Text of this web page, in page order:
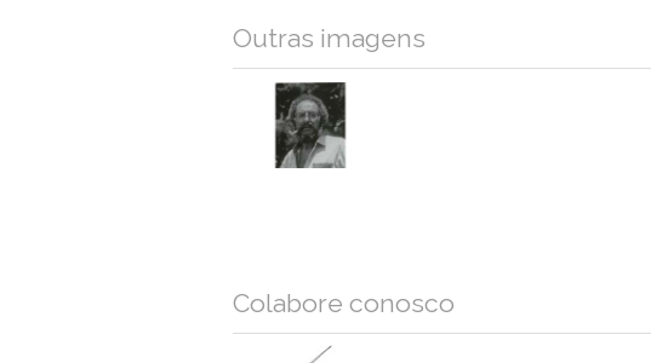
Outras imagens
Colabore conosco